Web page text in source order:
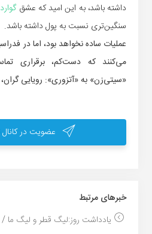
داشته باشد، به این امید که عشق
سنگین‌تری نسبت به پول داشته باشد.
عملیات ساده نخواهد بود، اما در
می‌کنند که دست‌کم، برقراری
«سیتی‌زن» به «آتزوری»: رویایی
عضویت در کانال
خبر‌های مرتبط
یادداشت روز:لیگ قطر و لیگ ما /